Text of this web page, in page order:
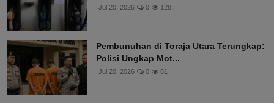
Jul 20, 2026 0 128
Pembunuhan di Toraja Utara Terungkap:
Polisi Ungkap Mot...
Jul 20, 2026 0 61